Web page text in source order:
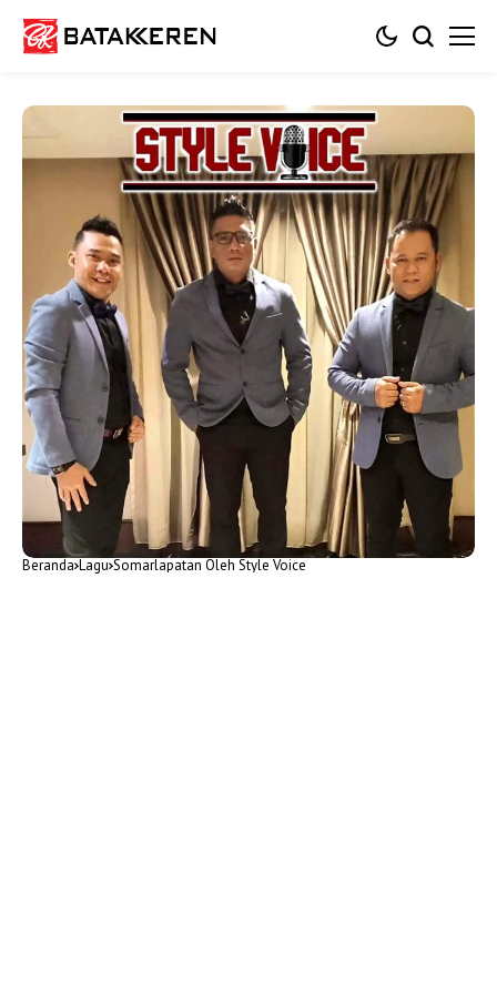
Beranda Lagu Somarlapatan Oleh Style Voice